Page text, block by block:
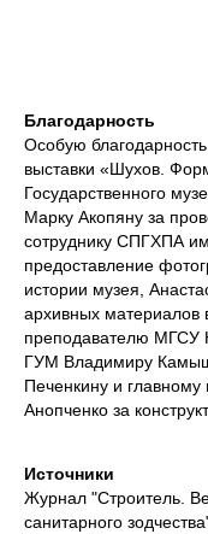
Благодарность
Особую
выставки «Шухов.
Государственного
Марку Акопяну за
сотруднику СПГХПА
предоставление
истории музея,
архивных
преподавателю МГСУ
ГУМ Владимиру
Печенкину и
Анопченко за
Источники
Журнал "Строитель.
санитарного